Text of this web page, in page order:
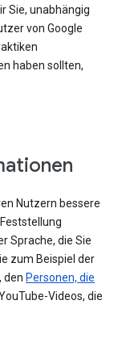
Sie, unabhängig
von Google
haben sollten,
Nutzern bessere
Sprache, die Sie
zum Beispiel der
, den Personen, die
Videos, die